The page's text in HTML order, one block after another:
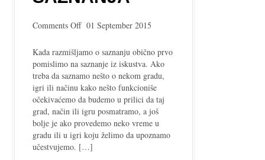
Comments Offon
saznanja
01 September 2015
Kada razmišljamo o saznanju obično prvo
pomislimo na saznanje iz iskustva. Ako
treba da saznamo nešto o nekom gradu,
igri ili načinu kako nešto funkcioniše
očekivaćemo da budemo u prilici da taj
grad, način ili igru posmatramo, a još
bolje je ako provedemo neko vreme u
gradu ili u igri koju želimo da upoznamo
učestvujemo. […]